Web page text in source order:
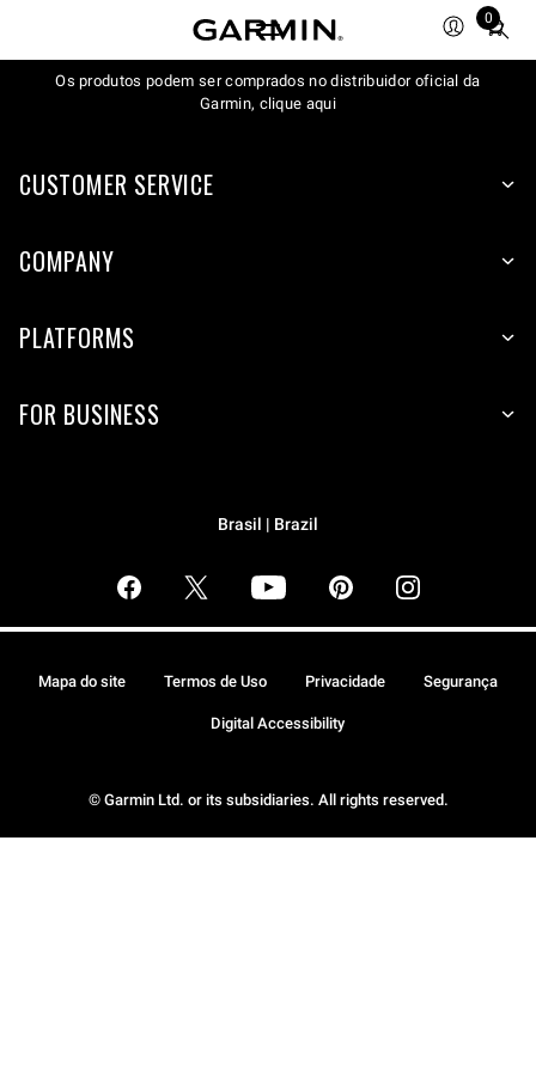
0
Total
items
in
Os produtos podem ser comprados no distribuidor oficial da
Garmin, clique aqui
CUSTOMER SERVICE
COMPANY
PLATFORMS
FOR BUSINESS
Brasil | Brazil
© Garmin Ltd. or its subsidiaries. All rights reserved.
Mapa do site Termos de Uso Privacidade Segurança
Digital Accessibility